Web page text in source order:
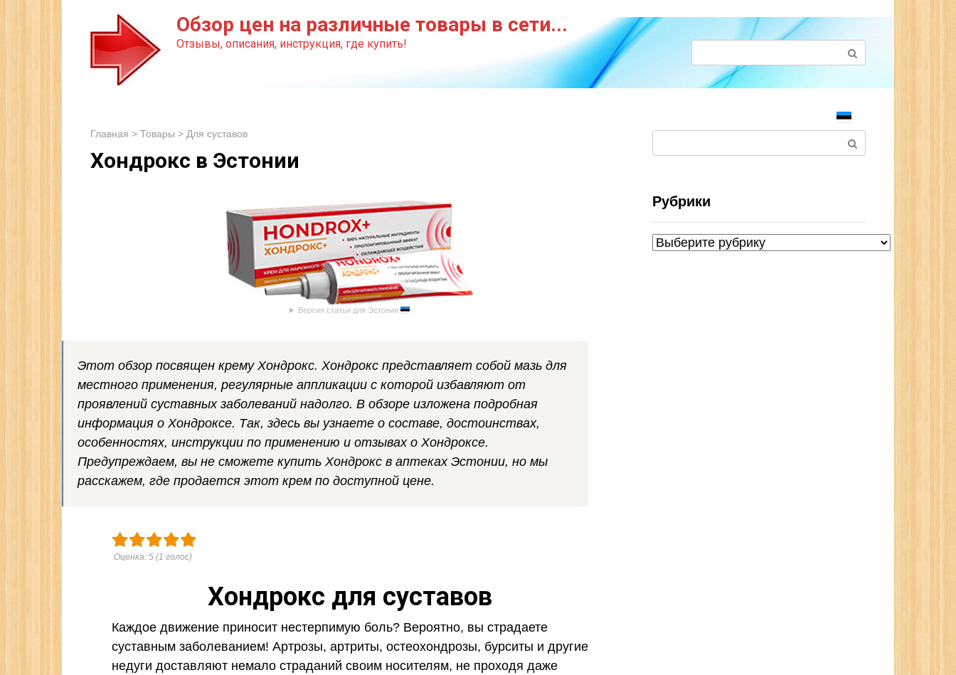
Обзор цен на различные товары в сети...
Отзывы, описания, инструкция, где купить!
Главная > Товары > Для суставов
Хондрокс в Эстонии
Версия статьи для Эстонии
Этот обзор посвящен крему Хондрокс. Хондрокс представляет собой мазь для
местного применения, регулярные аппликации с которой избавляют от
проявлений суставных заболеваний надолго. В обзоре изложена подробная
информация о Хондроксе. Так, здесь вы узнаете о составе, достоинствах,
особенностях, инструкции по применению и отзывах о Хондроксе.
Предупреждаем, вы не сможете купить Хондрокс в аптеках Эстонии, но мы
расскажем, где продается этот крем по доступной цене.
Оценка: 5 (1 голос)
Хондрокс для суставов
Каждое движение приносит нестерпимую боль? Вероятно, вы страдаете
суставным заболеванием! Артрозы, артриты, остеохондрозы, бурситы и другие
недуги доставляют немало страданий своим носителям, не проходя даже
Рубрики
Рубрики